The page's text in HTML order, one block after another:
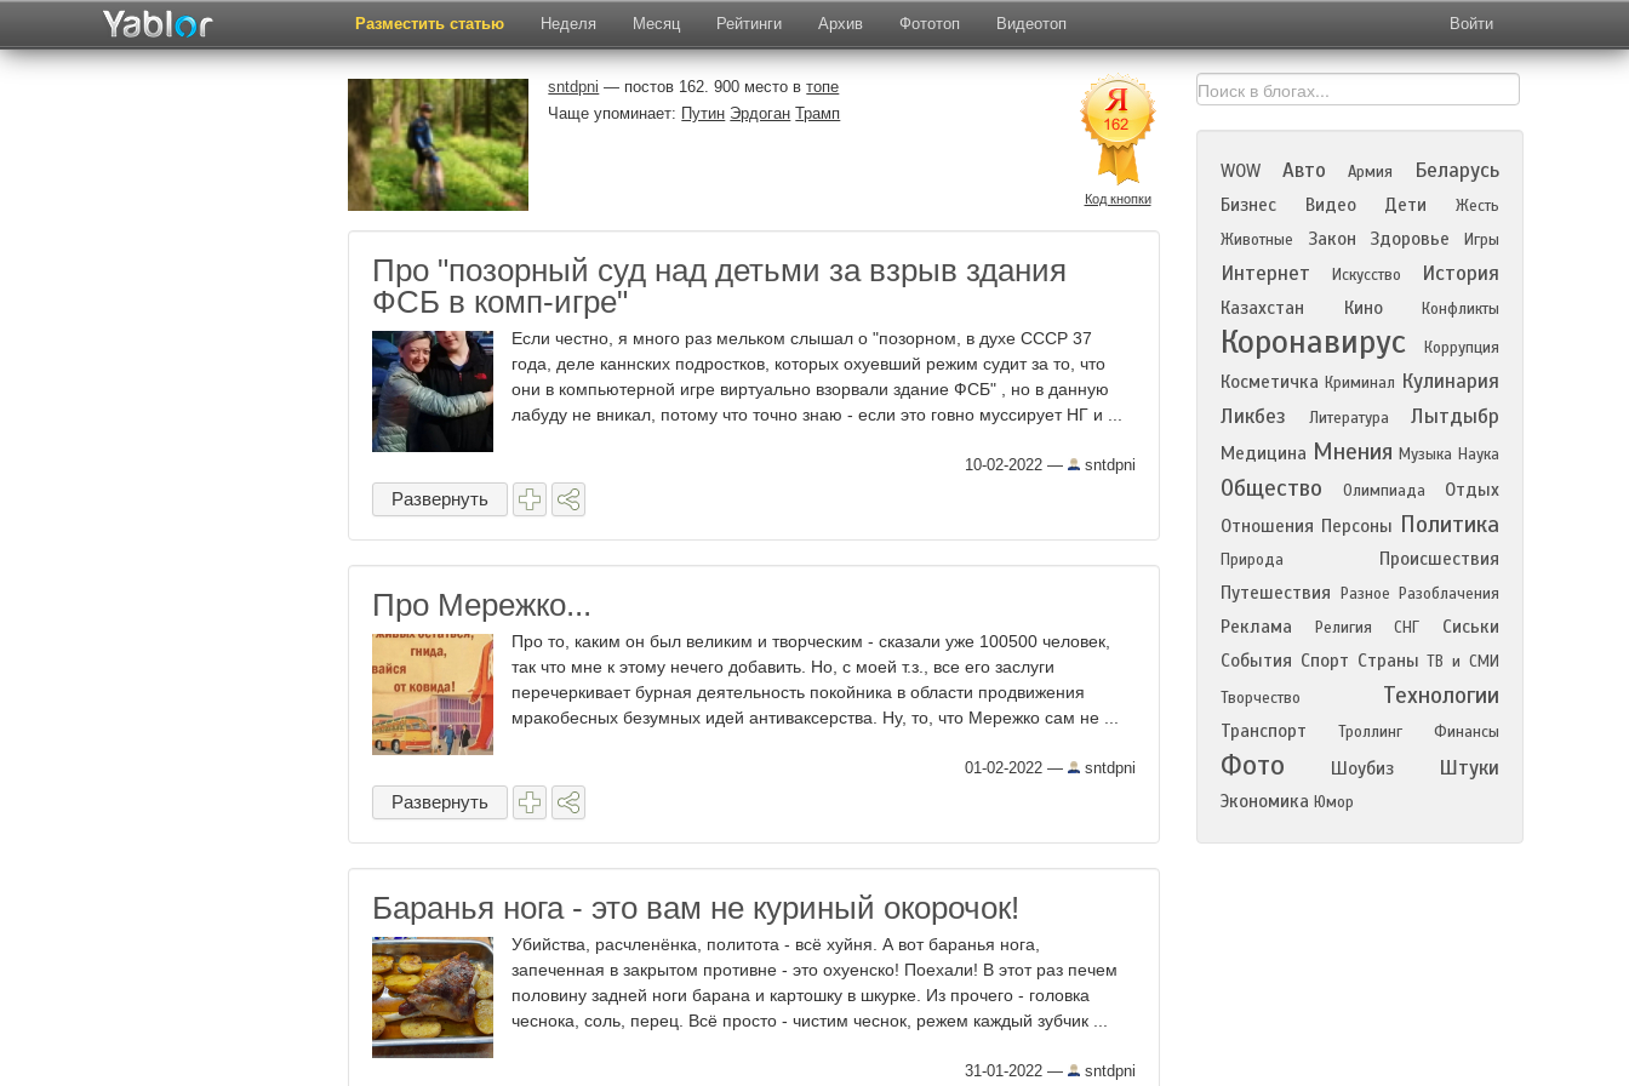
Разместить статью Неделя Месяц Рейтинги Архив Фототоп Видеотоп Войти
sntdpni — постов 162. 900 место втопе
Чаще упоминает: Путин Эрдоган Трамп
Код кнопки
Про "позорный суд над детьми за взрыв здания
ФСБ в комп-игре"
Если честно, я много раз мельком слышал о "позорном, в духе СССР 37
года, деле каннских подростков, которых охуевший режим судит за то, что
они в компьютерной игре виртуально взорвали здание ФСБ" , но в данную
лабуду не вникал, потому что точно знаю - если это говно муссирует НГ и ...
10-02-2022 — sntdpni
Развернуть
Про Мережко...
Про то, каким он был великим и творческим - сказали уже 100500 человек,
так что мне к этому нечего добавить. Но, с моей т.з., все его заслуги
перечеркивает бурная деятельность покойника в области продвижения
мракобесных безумных идей антиваксерства. Ну, то, что Мережко сам не ...
01-02-2022 — sntdpni
Развернуть
Баранья нога - это вам не куриный окорочок!
Убийства, расчленёнка, политота - всё хуйня. А вот баранья нога,
запеченная в закрытом противне - это охуенско! Поехали! В этот раз печем
половину задней ноги барана и картошку в шкурке. Из прочего - головка
чеснока, соль, перец. Всё просто - чистим чеснок, режем каждый зубчик ...
31-01-2022 — sntdpni
WOW Авто Армия Беларусь
Бизнес Видео Дети
Жесть
Животные
Закон Здоровье Игры
Интернет Искусство История
Казахстан Кино Конфликты
Коронавирус Коррупция
Косметичка Криминал Кулинария
Ликбез
Литература Лытдыбр
Медицина Мнения Музыка Наука
Общество Олимпиада
Отдых
Отношения Персоны Политика
Природа
Происшествия
Путешествия
Разное Разоблачения
Реклама Религия СНГ
Сиськи
События Спорт Страны ТВ и СМИ
Творчество
Технологии
Транспорт Троллинг Финансы
Фото Шоубиз Штуки
Экономика Юмор